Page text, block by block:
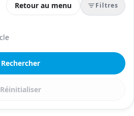
Retour au menu Filtres
Rechercher
Réinitialiser